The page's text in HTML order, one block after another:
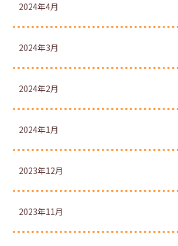
2024年4月
2024年3月
2024年2月
2024年1月
2023年12月
2023年11月